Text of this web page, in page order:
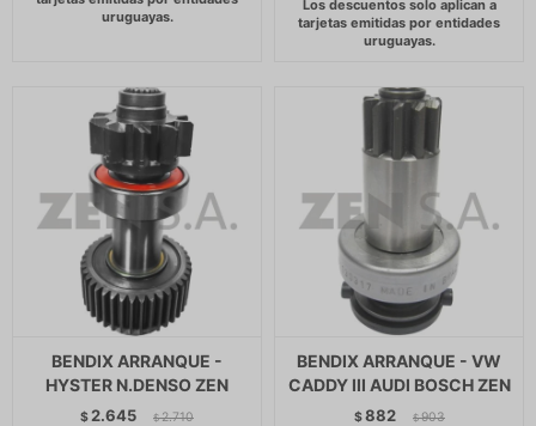
BENDIX ARRANQUE -
HYSTER N.DENSO ZEN
$ 2.645 $ 2.710
BENDIX ARRANQUE - VW
CADDY III AUDI BOSCH ZEN
$882 $ 903